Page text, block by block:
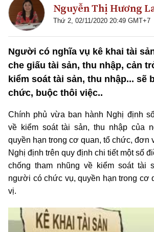
Nguyễn Thị Hương
Thứ 2, 02/11/2020 20:49 GMT+7
Người có nghĩa vụ kê khai tài
che giấu tài sản, thu nhập, cản
kiểm soát tài sản, thu nhập... sẽ
chức, buộc thôi việc..
Chính phủ vừa ban hành Nghị định
về kiểm soát tài sản, thu nhập của
quyền hạn trong cơ quan, tổ chức, đơn
Nghị định trên quy định chi tiết một số
chống tham nhũng về kiểm soát tài
người có chức vụ, quyền hạn trong cơ
vị.